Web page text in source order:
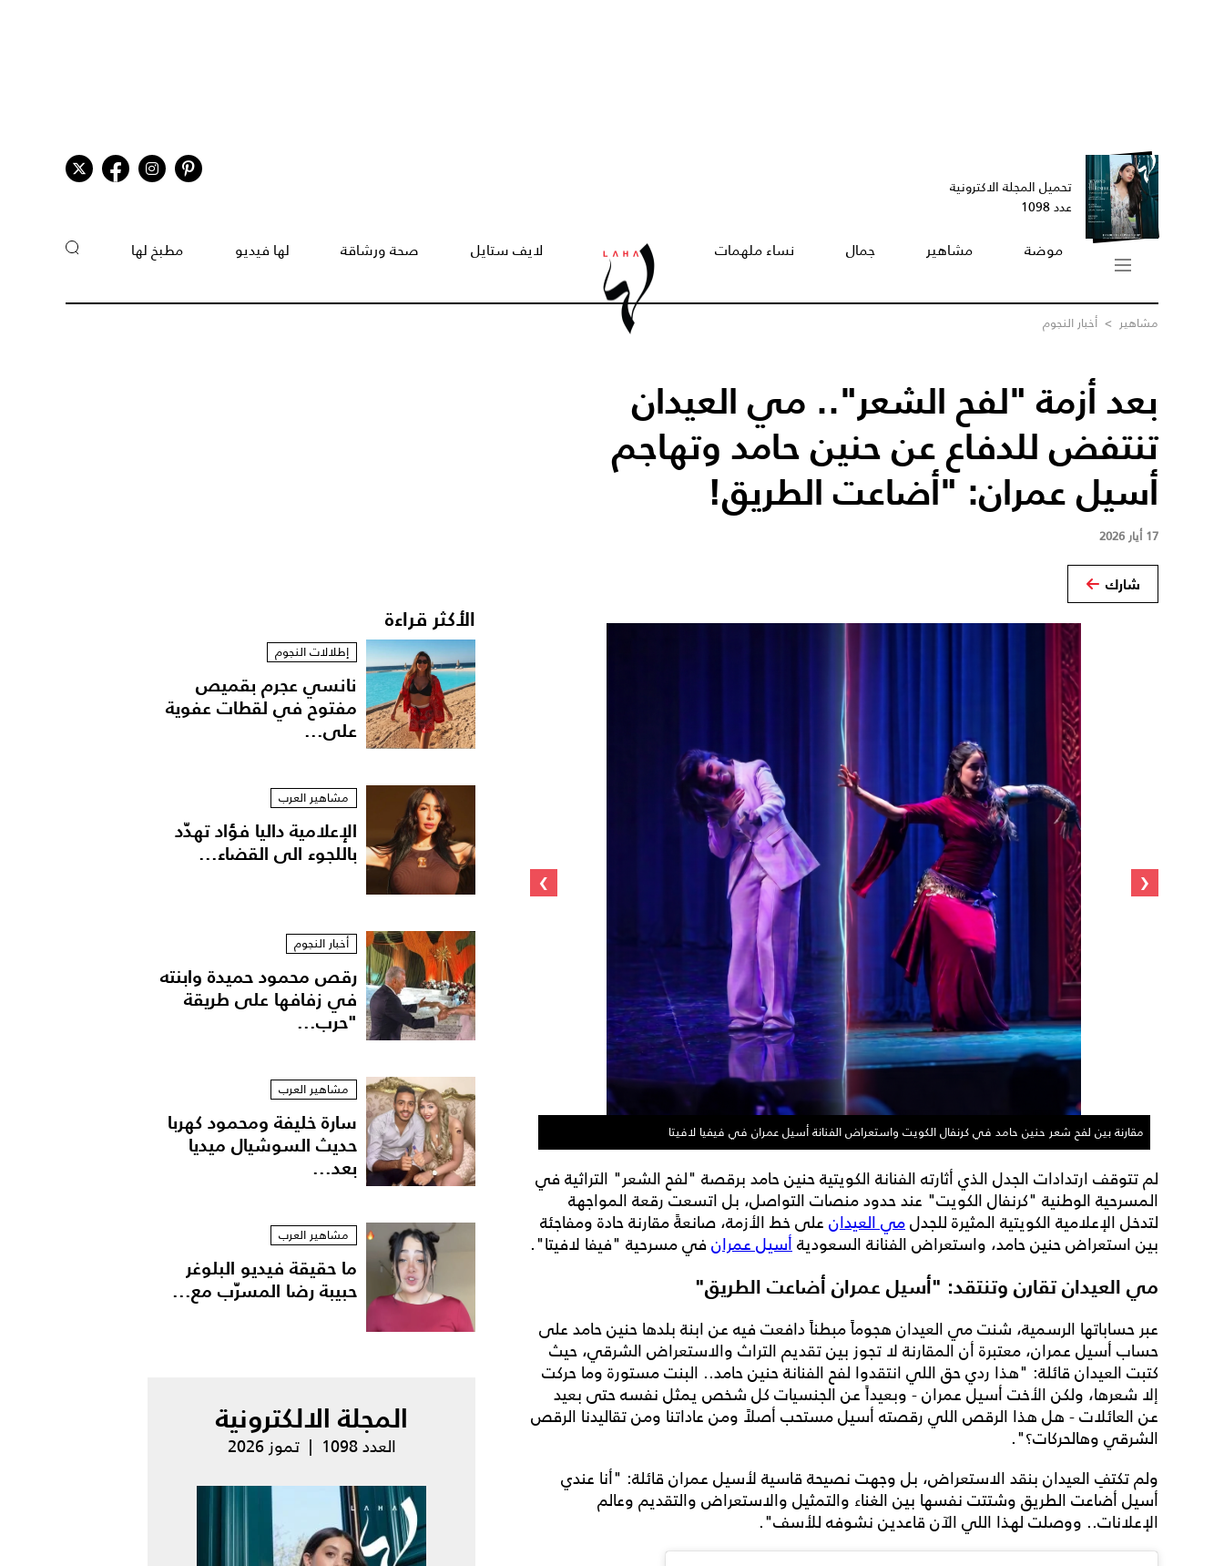
تحميل المجلة الاكترونية
عدد 1098
موضة مشاهير جمال نساء ملهمات لايف ستايل صحة ورشاقة لها فيديو مطبخ لها
مشاهير > أخبار النجوم
بعد أزمة "لفح الشعر".. مي العيدان
تنتفض للدفاع عن حنين حامد وتهاجم
أسيل عمران: "أضاعت الطريق!
17 أيار 2026
شارك
مقارنة بين لفح شعر حنين حامد في كرنفال الكويت واستعراض الفنانة أسيل عمران في فيفيا لافيتا أسيل عمران ترقص
‹
›
لم تتوقف ارتدادات الجدل الذي أثارته الفنانة الكويتية حنين حامد برقصة "لفح الشعر" التراثية في
المسرحية الوطنية "كرنفال الكويت" عند حدود منصات التواصل، بل اتسعت رقعة المواجهة
لتدخل الإعلامية الكويتية المثيرة للجدلمي العيدان على خط الأزمة، صانعةً مقارنة حادة ومفاجئة
بين استعراض حنين حامد، واستعراض الفنانة السعودية أسيل عمرانفي مسرحية "فيفا لافيتا".
مي العيدان تقارن وتنتقد: "أسيل عمران أضاعت الطريق"
عبر حساباتها الرسمية، شنت مي العيدان هجوماً مبطناً دافعت فيه عن ابنة بلدها حنين حامد على
حساب أسيل عمران، معتبرة أن المقارنة لا تجوز بين تقديم التراث والاستعراض الشرقي، حيث
كتبت العيدان قائلة: "هذا ردي حق اللي انتقدوا لفح الفنانة حنين حامد.. البنت مستورة وما حركت
إلا شعرها، ولكن الأخت أسيل عمران - وبعيداً عن الجنسيات كل شخص يمثل نفسه حتى بعيد
عن العائلات - هل هذا الرقص اللي رقصته أسيل مستحب أصلاً ومن عاداتنا ومن تقاليدنا الرقص
الشرقي وهالحركات؟".
ولم تكتفِ العيدان بنقد الاستعراض، بل وجهت نصيحة قاسية لأسيل عمران قائلة: "أنا عندي
أسيل أضاعت الطريق وشتتت نفسها بين الغناء والتمثيل والاستعراض والتقديم وعالم
الإعلانات.. ووصلت لهذا اللي الآن قاعدين نشوفه للأسف".
الأكثر قراءة
إطلالات النجوم
نانسي عجرم بقميص
مفتوح في لقطات عفوية
على...
مشاهير العرب
الإعلامية داليا فؤاد تهدّد
باللجوء الى القضاء...
أخبار النجوم
رقص محمود حميدة وابنته
في زفافها على طريقة
"حرب...
مشاهير العرب
سارة خليفة ومحمود كهربا
حديث السوشيال ميديا
بعد...
مشاهير العرب
ما حقيقة فيديو البلوغر
حبيبة رضا المسرّب مع...
المجلة الالكترونية
العدد 1098 | تموز 2026